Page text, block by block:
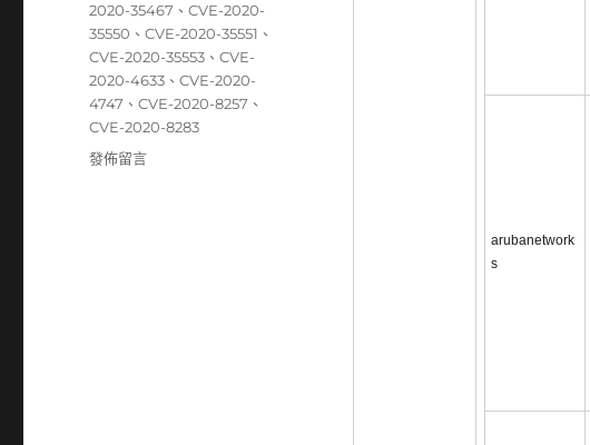
arubanetwork
s
2020-35467 、CVE-2020-
35550 、CVE-2020-35551 、
CVE-2020-35553 、CVE-
2020-4633 、CVE-2020-
4747 、CVE-2020-8257 、
CVE-2020-8283
在
發佈留言